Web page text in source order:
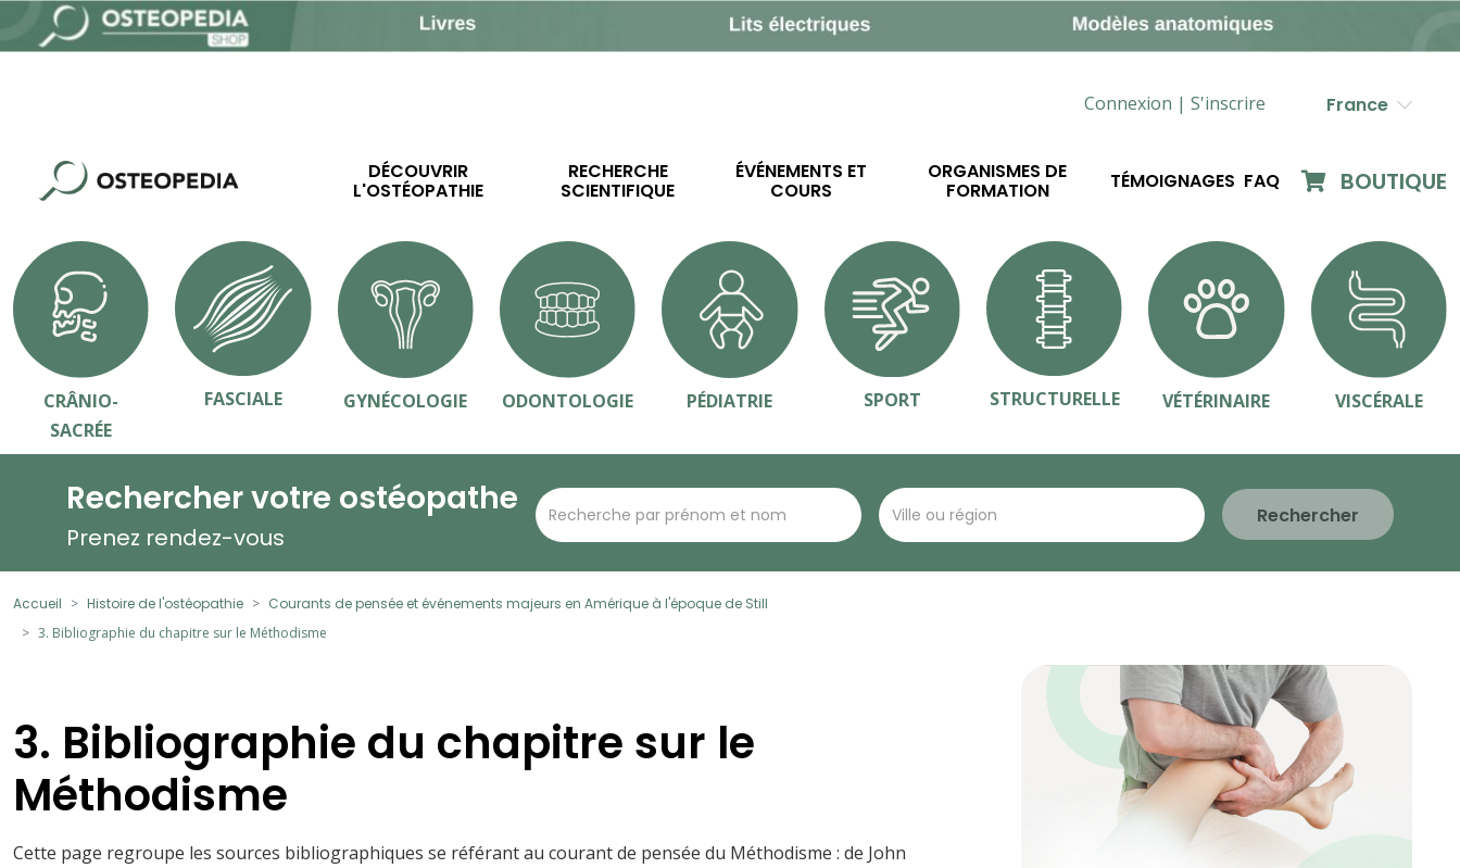
Connexion | S'inscrire France
DÉCOUVRIR
L'OSTÉOPATHIE
RECHERCHE
SCIENTIFIQUE
ÉVÉNEMENTS ET
COURS
ORGANISMES DE
FORMATION TÉMOIGNAGES FAQ BOUTIQUE
CRÂNIO-
SACRÉE
FASCIALE GYNÉCOLOGIE ODONTOLOGIE PÉDIATRIE SPORT STRUCTURELLE VÉTÉRINAIRE VISCÉRALE
Rechercher votre ostéopathe
Prenez rendez-vous
Rechercher
Accueil Histoire de l'ostéopathie
Courants de pensée et événements majeurs en Amérique à l'époque de Still
3. Bibliographie du chapitre sur le Méthodisme
3. Bibliographie du chapitre sur le
Méthodisme
Cette page regroupe les sources bibliographiques se référant au courant de pensée du Méthodisme : de John